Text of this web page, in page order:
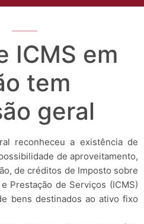
ICMS em
tem
geral
reconheceu a existência de
de aproveitamento,
de créditos de Imposto sobre
Prestação de Serviços (ICMS)
bens destinados ao ativo fixo